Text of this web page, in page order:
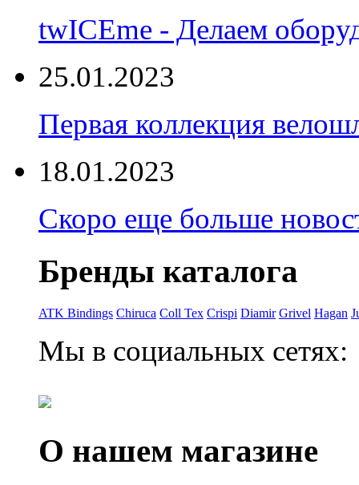
twICEme - Делаем
25.01.2023
Первая коллекция
18.01.2023
Скоро еще больше
Бренды каталога
ATK Bindings Chiruca Coll Tex Crispi Diamir Grivel Hagan
Мы в социальных сетях:
О нашем магазине